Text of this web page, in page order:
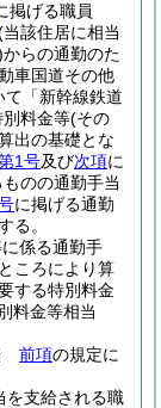
掲げる職員
当該住居に相当
からの通勤のた
車国道その他
て「新幹線鉄道
料金等(その
出の基礎とな
1号及び次項に
のの通勤手当
に掲げる通勤
る。
係る通勤手
ころにより算
する特別料金
料金等相当
前項の規定に
を支給される職